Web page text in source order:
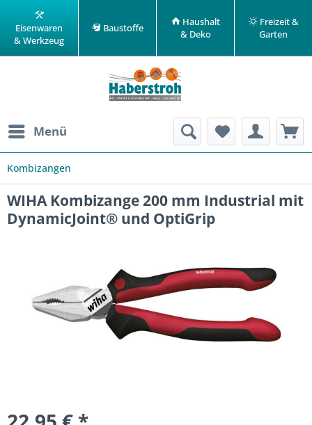
Eisenwaren
& Werkzeug
Baustoffe
Haushalt
& Deko
Freizeit &
Garten
Menü
Kombizangen
WIHA Kombizange 200 mm Industrial mit
DynamicJoint® und OptiGrip